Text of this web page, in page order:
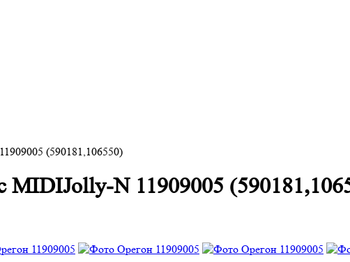
(590181,106550)
MIDIJolly-N 11909005